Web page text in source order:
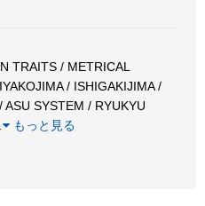
TRAITS / METRICAL
/ ISHIGAKIJIMA /
SYSTEM / RYUKYU
もっと見る